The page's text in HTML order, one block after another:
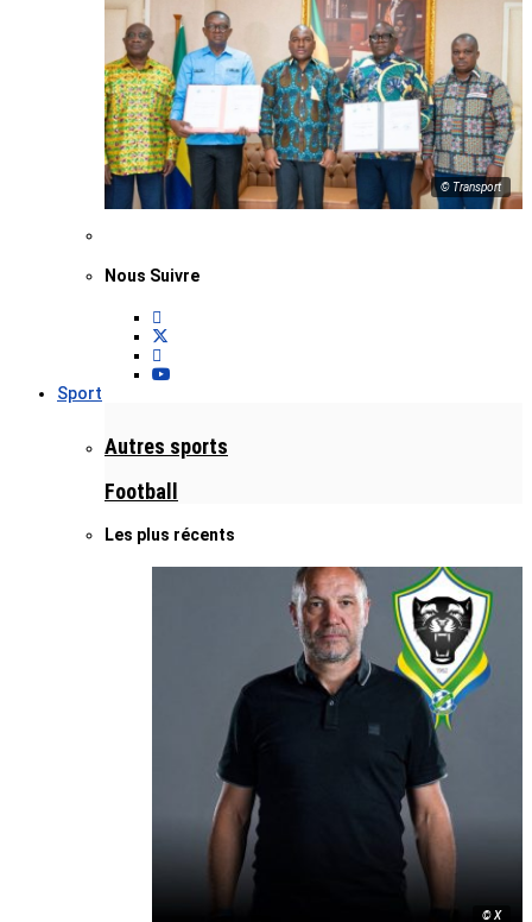
© Transport
Nous Suivre
Sport
Autres sports
Football
Les plus récents
© X